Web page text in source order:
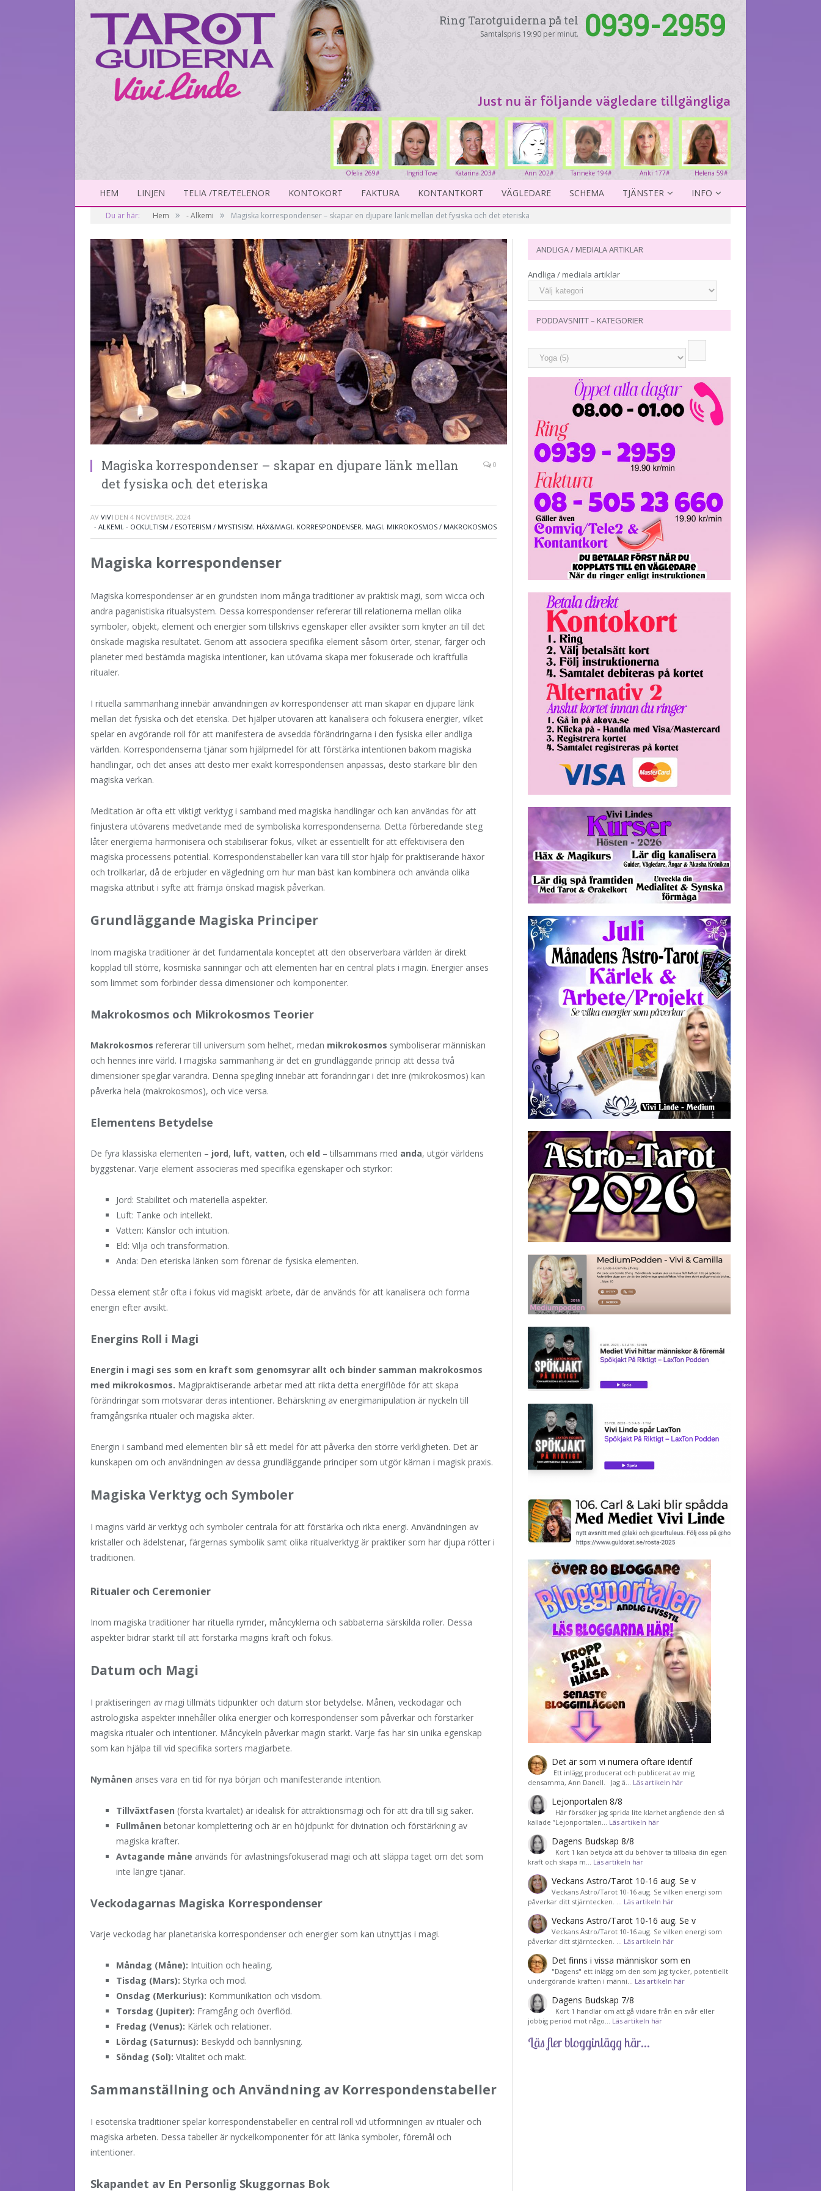
Ring Tarotguiderna på tel
Samtalspris 19:90 per minut. 0939-2959
Just nu är följande vägledare tillgängliga
Helena 59#
Anki 177#
Tanneke 194#
Ann 202#
Katarina 203#
Ingrid Tove
234#
Ofelia 269#
HEM LINJEN TELIA /TRE/TELENOR KONTOKORT FAKTURA KONTANTKORT VÄGLEDARE SCHEMA TJÄNSTER INFO
Du är här: Hem » - Alkemi » Magiska korrespondenser – skapar en djupare länk mellan det fysiska och det eteriska
Magiska korrespondenser – skapar en djupare länk mellan
det fysiska och det eteriska
0
AV VIVI DEN 4 NOVEMBER, 2024
- ALKEMI,- OCKULTISM / ESOTERISM / MYSTISISM, HÄX&MAGI, KORRESPONDENSER, MAGI, MIKROKOSMOS / MAKROKOSMOS
Magiska korrespondenser
Magiska korrespondenser är en grundsten inom många traditioner av praktisk magi, som wicca och
andra paganistiska ritualsystem. Dessa korrespondenser refererar till relationerna mellan olika
symboler, objekt, element och energier som tillskrivs egenskaper eller avsikter som knyter an till det
önskade magiska resultatet. Genom att associera specifika element såsom örter, stenar, färger och
planeter med bestämda magiska intentioner, kan utövarna skapa mer fokuserade och kraftfulla
ritualer.
I rituella sammanhang innebär användningen av korrespondenser att man skapar en djupare länk
mellan det fysiska och det eteriska. Det hjälper utövaren att kanalisera och fokusera energier, vilket
spelar en avgörande roll för att manifestera de avsedda förändringarna i den fysiska eller andliga
världen. Korrespondenserna tjänar som hjälpmedel för att förstärka intentionen bakom magiska
handlingar, och det anses att desto mer exakt korrespondensen anpassas, desto starkare blir den
magiska verkan.
Meditation är ofta ett viktigt verktyg i samband med magiska handlingar och kan användas för att
finjustera utövarens medvetande med de symboliska korrespondenserna. Detta förberedande steg
låter energierna harmonisera och stabiliserar fokus, vilket är essentiellt för att effektivisera den
magiska processens potential. Korrespondenstabeller kan vara till stor hjälp för praktiserande häxor
och trollkarlar, då de erbjuder en vägledning om hur man bäst kan kombinera och använda olika
magiska attribut i syfte att främja önskad magisk påverkan.
Grundläggande Magiska Principer
Inom magiska traditioner är det fundamentala konceptet att den observerbara världen är direkt
kopplad till större, kosmiska sanningar och att elementen har en central plats i magin. Energier anses
som limmet som förbinder dessa dimensioner och komponenter.
Makrokosmos och Mikrokosmos Teorier
Makrokosmos refererar till universum som helhet, medan mikrokosmos symboliserar människan
och hennes inre värld. I magiska sammanhang är det en grundläggande princip att dessa två
dimensioner speglar varandra. Denna spegling innebär att förändringar i det inre (mikrokosmos) kan
påverka hela (makrokosmos), och vice versa.
Elementens Betydelse
De fyra klassiska elementen – jord, luft, vatten, och eld – tillsammans med anda, utgör världens
byggstenar. Varje element associeras med specifika egenskaper och styrkor:
Jord: Stabilitet och materiella aspekter.
Luft: Tanke och intellekt.
Vatten: Känslor och intuition.
Eld: Vilja och transformation.
Anda: Den eteriska länken som förenar de fysiska elementen.
Dessa element står ofta i fokus vid magiskt arbete, där de används för att kanalisera och forma
energin efter avsikt.
Energins Roll i Magi
Energin i magi ses som en kraft som genomsyrar allt och binder samman makrokosmos
med mikrokosmos. Magipraktiserande arbetar med att rikta detta energiflöde för att skapa
förändringar som motsvarar deras intentioner. Behärskning av energimanipulation är nyckeln till
framgångsrika ritualer och magiska akter.
Energin i samband med elementen blir så ett medel för att påverka den större verkligheten. Det är
kunskapen om och användningen av dessa grundläggande principer som utgör kärnan i magisk praxis.
Magiska Verktyg och Symboler
I magins värld är verktyg och symboler centrala för att förstärka och rikta energi. Användningen av
kristaller och ädelstenar, färgernas symbolik samt olika ritualverktyg är praktiker som har djupa rötter i
traditionen.
Ritualer och Ceremonier
Inom magiska traditioner har rituella rymder, måncyklerna och sabbaterna särskilda roller. Dessa
aspekter bidrar starkt till att förstärka magins kraft och fokus.
Datum och Magi
I praktiseringen av magi tillmäts tidpunkter och datum stor betydelse. Månen, veckodagar och
astrologiska aspekter innehåller olika energier och korrespondenser som påverkar och förstärker
magiska ritualer och intentioner. Måncykeln påverkar magin starkt. Varje fas har sin unika egenskap
som kan hjälpa till vid specifika sorters magiarbete.
Nymånen anses vara en tid för nya början och manifesterande intention.
Tillväxtfasen (första kvartalet) är idealisk för attraktionsmagi och för att dra till sig saker.
Fullmånen betonar komplettering och är en höjdpunkt för divination och förstärkning av
magiska krafter.
Avtagande måne används för avlastningsfokuserad magi och att släppa taget om det som
inte längre tjänar.
Veckodagarnas Magiska Korrespondenser
Varje veckodag har planetariska korrespondenser och energier som kan utnyttjas i magi.
Måndag (Måne): Intuition och healing.
Tisdag (Mars): Styrka och mod.
Onsdag (Merkurius): Kommunikation och visdom.
Torsdag (Jupiter): Framgång och överflöd.
Fredag (Venus): Kärlek och relationer.
Lördag (Saturnus): Beskydd och bannlysning.
Söndag (Sol): Vitalitet och makt.
Sammanställning och Användning av Korrespondenstabeller
I esoteriska traditioner spelar korrespondenstabeller en central roll vid utformningen av ritualer och
magiska arbeten. Dessa tabeller är nyckelkomponenter för att länka symboler, föremål och
intentioner.
Skapandet av En Personlig Skuggornas Bok
ANDLIGA / MEDIALA ARTIKLAR
Andliga / mediala artiklar
PODDAVSNITT – KATEGORIER
Det är som vi numera oftare identif
͏ Ett inlägg producerat och publicerat av mig
densamma, Ann Danell. Jag ä… Läs artikeln här
Lejonportalen 8/8
Här försöker jag sprida lite klarhet angående den så
kallade ”Lejonportalen… Läs artikeln här
Dagens Budskap 8/8
Kort 1 kan betyda att du behöver ta tillbaka din egen
kraft och skapa m… Läs artikeln här
Veckans Astro/Tarot 10-16 aug. Se v
Veckans Astro/Tarot 10-16 aug. Se vilken energi som
påverkar ditt stjärntecken. … Läs artikeln här
Veckans Astro/Tarot 10-16 aug. Se v
Veckans Astro/Tarot 10-16 aug. Se vilken energi som
påverkar ditt stjärntecken. … Läs artikeln här
Det finns i vissa människor som en
"Dagens" ett inlägg om den som jag tycker, potentiellt
undergörande kraften i männi… Läs artikeln här
Dagens Budskap 7/8
Kort 1 handlar om att gå vidare från en svår eller
jobbig period mot någo… Läs artikeln här
Läs fler blogginlägg här...